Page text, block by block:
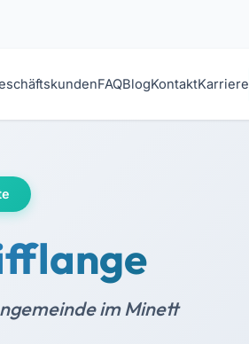
FAQBlogKontaktKarriere
im Minett